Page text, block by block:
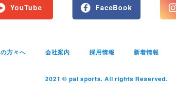
YouTube FaceBook
方々へ 会社案内 採用情報 新着情報
2021 © pal sports. All rights Reserved.